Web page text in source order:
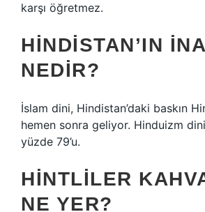
karşı öğretmez.
HINDISTAN’IN
NEDIR?
İslam dini, Hindistan’daki baskın
hemen sonra geliyor. Hinduizm
yüzde 79’u.
HINTLILER
NE YER?